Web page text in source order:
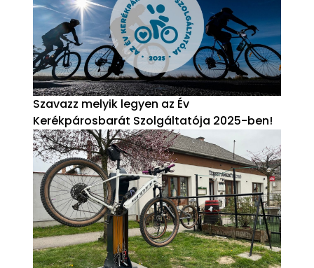
Szavazz melyik legyen az Év
Kerékpárosbarát Szolgáltatója 2025-ben!